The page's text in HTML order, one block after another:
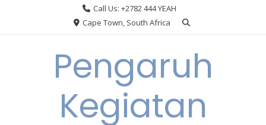
Call Us: +2782 444 YEAH
Cape Town, South Africa
Pengaruh
Kegiatan